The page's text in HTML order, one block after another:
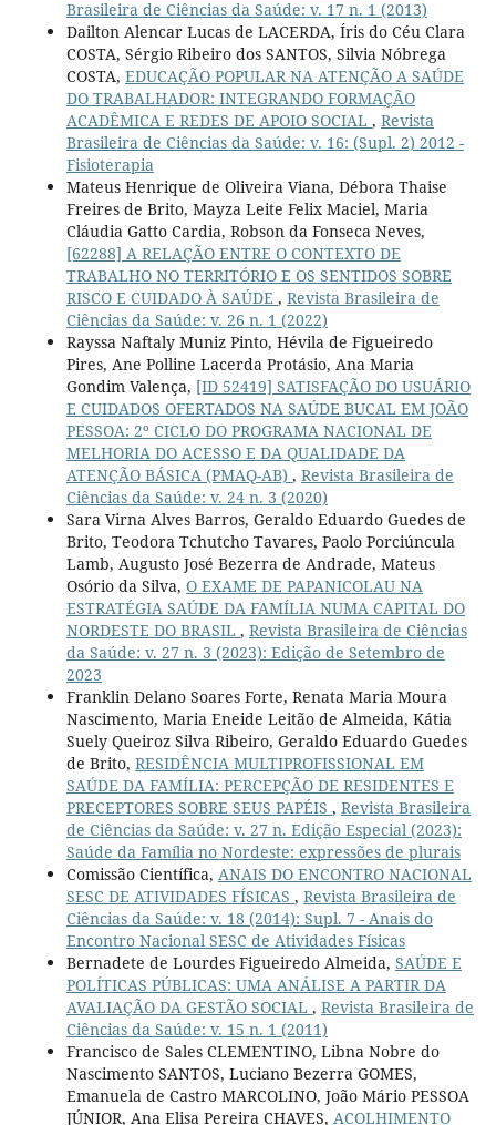
Brasileira de Ciências da Saúde: v. 17 n. 1 (2013)
Dailton Alencar Lucas de LACERDA, Íris do Céu Clara
COSTA, Sérgio Ribeiro dos SANTOS, Silvia Nóbrega
COSTA, EDUCAÇÃO POPULAR NA ATENÇÃO A SAÚDE
DO TRABALHADOR: INTEGRANDO FORMAÇÃO
ACADÊMICA E REDES DE APOIO SOCIAL , Revista
Brasileira de Ciências da Saúde: v. 16: (Supl. 2) 2012 -
Fisioterapia
Mateus Henrique de Oliveira Viana, Débora Thaise
Freires de Brito, Mayza Leite Felix Maciel, Maria
Cláudia Gatto Cardia, Robson da Fonseca Neves,
[62288] A RELAÇÃO ENTRE O CONTEXTO DE
TRABALHO NO TERRITÓRIO E OS SENTIDOS SOBRE
RISCO E CUIDADO À SAÚDE , Revista Brasileira de
Ciências da Saúde: v. 26 n. 1 (2022)
Rayssa Naftaly Muniz Pinto, Hévila de Figueiredo
Pires, Ane Polline Lacerda Protásio, Ana Maria
Gondim Valença, [ID 52419] SATISFAÇÃO DO USUÁRIO
E CUIDADOS OFERTADOS NA SAÚDE BUCAL EM JOÃO
PESSOA: 2º CICLO DO PROGRAMA NACIONAL DE
MELHORIA DO ACESSO E DA QUALIDADE DA
ATENÇÃO BÁSICA (PMAQ-AB) , Revista Brasileira de
Ciências da Saúde: v. 24 n. 3 (2020)
Sara Virna Alves Barros, Geraldo Eduardo Guedes de
Brito, Teodora Tchutcho Tavares, Paolo Porciúncula
Lamb, Augusto José Bezerra de Andrade, Mateus
Osório da Silva, O EXAME DE PAPANICOLAU NA
ESTRATÉGIA SAÚDE DA FAMÍLIA NUMA CAPITAL DO
NORDESTE DO BRASIL , Revista Brasileira de Ciências
da Saúde: v. 27 n. 3 (2023): Edição de Setembro de
2023
Franklin Delano Soares Forte, Renata Maria Moura
Nascimento, Maria Eneide Leitão de Almeida, Kátia
Suely Queiroz Silva Ribeiro, Geraldo Eduardo Guedes
de Brito, RESIDÊNCIA MULTIPROFISSIONAL EM
SAÚDE DA FAMÍLIA: PERCEPÇÃO DE RESIDENTES E
PRECEPTORES SOBRE SEUS PAPÉIS , Revista Brasileira
de Ciências da Saúde: v. 27 n. Edição Especial (2023):
Saúde da Família no Nordeste: expressões de plurais
Comissão Científica, ANAIS DO ENCONTRO NACIONAL
SESC DE ATIVIDADES FÍSICAS , Revista Brasileira de
Ciências da Saúde: v. 18 (2014): Supl. 7 - Anais do
Encontro Nacional SESC de Atividades Físicas
Bernadete de Lourdes Figueiredo Almeida, SAÚDE E
POLÍTICAS PÚBLICAS: UMA ANÁLISE A PARTIR DA
AVALIAÇÃO DA GESTÃO SOCIAL , Revista Brasileira de
Ciências da Saúde: v. 15 n. 1 (2011)
Francisco de Sales CLEMENTINO, Libna Nobre do
Nascimento SANTOS, Luciano Bezerra GOMES,
Emanuela de Castro MARCOLINO, João Mário PESSOA
JÚNIOR, Ana Elisa Pereira CHAVES, ACOLHIMENTO